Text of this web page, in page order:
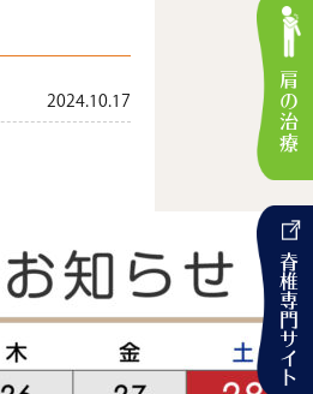
肩の治療
脊椎専門サイト
2024.10.17